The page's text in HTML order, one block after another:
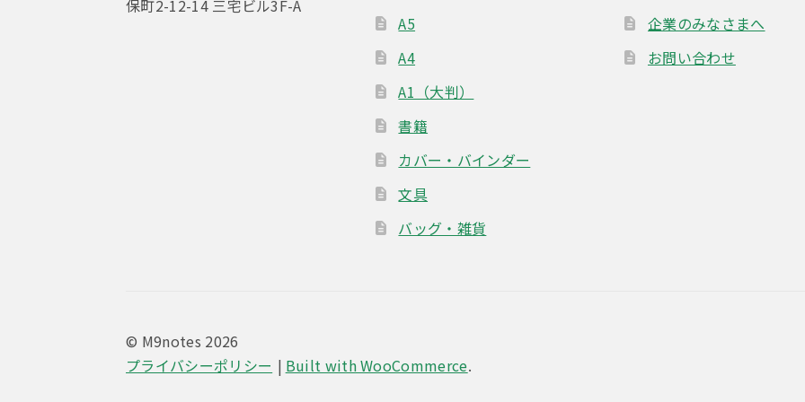
保町2-12-14 三宅ビル3F-A
A5
A4
A1（大判）
書籍
カバー・バインダー
文具
バッグ・雑貨
企業のみなさまへ
お問い合わせ
© M9notes 2026
プライバシーポリシー
Built with WooCommerce.